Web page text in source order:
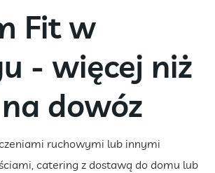
Fit w
- więcej niż
dowóz
ruchowymi lub innymi
catering z dostawą do domu lub